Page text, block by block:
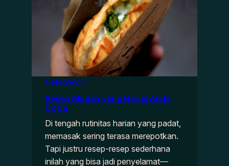
Category 3
Resep Mudah yang Harus Anda
Coba
Di tengah rutinitas harian yang padat,
memasak sering terasa merepotkan.
Tapi justru resep-resep sederhana
inilah yang bisa jadi penyelamat—